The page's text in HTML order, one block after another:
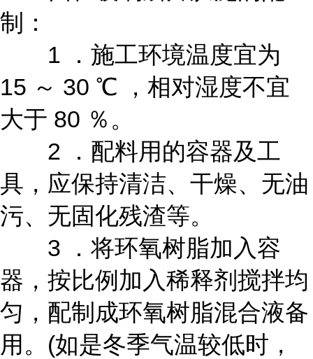
制：
1 ．施工环境温度宜为
15 ～ 30 ℃ ，相对湿度不宜
大于 80 ％。
2 ．配料用的容器及工
具，应保持清洁、干燥、无油
污、无固化残渣等。
3 ．将环氧树脂加入容
器，按比例加入稀释剂搅拌均
匀，配制成环氧树脂混合液备
用。(如是冬季气温较低时，